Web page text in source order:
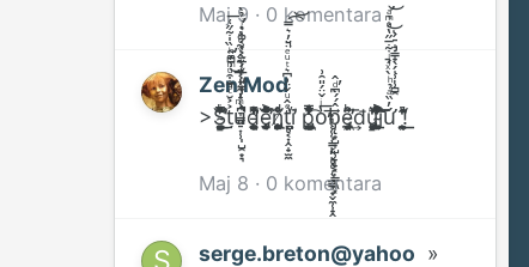
Maj 9 · 0 komentara
Zen Mod
>S̴̼͚͇̺̺̞̘͎̱͙̾́̂ͧͥͣͫ̋̐̅́ͪ̓̕͜͟t̴̡̼̻̹̹̹̟̣̖̪̞̳͈̠͎̹̩̺̯͙͉͐͐̆ͨ͋͒ͧͫ̓ͪ̏̍͋̋͑̚̕͜͟͞ͅų͎͚͔͙͕̫̲̹̠̣͍̫̜̈́ͫ̒͌ͥ͐̈́͊̂ͮ͂ͦͣ͛ͥ̉̀̚̕̕ͅd̵̵̨̛̛͎̘̜̺̹̜̻͔̭̤͚͔̻̮͕̯̓ͫ͛̆̾̀̽̔̌̊ͅę̵̧̡̫͙̱̻̼̯̩̱͉̞̣̹̰̫̭͐̋ͦ̈̎́̂̄ͯ̈́ͧͮ̈ͯ̍ͧ̃͊͒̉̕ņ̸̧̢̧̯͎̝̥̺̥̰̮̰̺̗̦̐̈́̋ͩ̉ṭ̥͔͎̭̟̫̼ͤ̂ͧ̌̈͗͆͛ͭͧͤ̈̈̓͛̿̚͡͝i͕̪̪͑ͮ̕ p̢͈͈̼͕̼̩̳̘͖͓̙͉̀̓̂͒̏ͥͨ̒ͦ̌̈̿̇̀̉̒̊͡ͅͅo͙͉̹̹͕̳̙͈̙̥̥̦̖̲͇͓͙̬̼̜̟̭̔ͥ̌̈́̎̑͗̕͟͢ͅb̡̨͙̺͎̺̹̞̟͓̣̳̝͖͓̂́́͆ͩ̂̕ͅẽ̴̡̡͔͕̹͎͎̖̲̝͖̬̝ͪ͌̕͢͞ͅđų̢̡̡̛͓̖̹̻͎̥͇̦̻͎ͮ̒͌͟͟͡ͅĵ̴͓̹͚̻̝̤̭̜͉̣̓͒̍͌̄̀̎ͨ͌̃̌̊̈́̔͒ͫͮ͐͐͘͝͞͞ứ̡̛͉̗̠̝̳̟̖̗̹̣̹̻̯̓̏ͣ̉ͪ̀ͯ́ͥ͋̅̋̔ͧͫͣ̚͜͝ͅͅͅ !̛̼̹̭̯͍̱́̒ͮ̑ͣ͟͟ͅͅ
Maj 8 · 0 komentara
serge.breton@yahoo »